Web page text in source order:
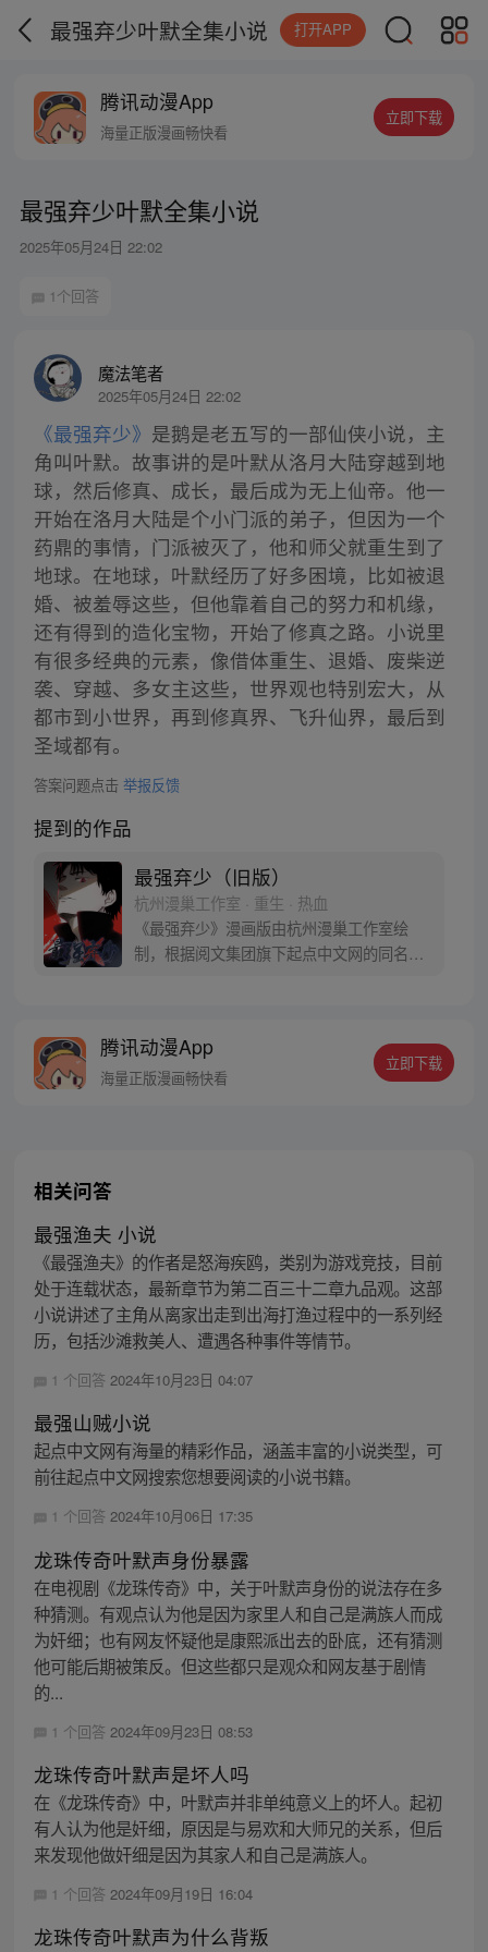
最强弃少叶默全集小说 打开APP
腾讯动漫App
海量正版漫画畅快看
立即下载
最强弃少叶默全集小说
2025年05月24日 22:02
1个回答
魔法笔者
2025年05月24日 22:02
《最强弃少》 是鹅是老五写的一部仙侠小说，主
角叫叶默。故事讲的是叶默从洛月大陆穿越到地
球，然后修真、成长，最后成为无上仙帝。他一
开始在洛月大陆是个小门派的弟子，但因为一个
药鼎的事情，门派被灭了，他和师父就重生到了
地球。在地球，叶默经历了好多困境，比如被退
婚、被羞辱这些，但他靠着自己的努力和机缘，
还有得到的造化宝物，开始了修真之路。小说里
有很多经典的元素，像借体重生、退婚、废柴逆
袭、穿越、多女主这些，世界观也特别宏大，从
都市到小世界，再到修真界、飞升仙界，最后到
圣域都有。
答案问题点击 举报反馈
提到的作品
最强弃少（旧版）
杭州漫巢工作室 · 重生 · 热血
《最强弃少》漫画版由杭州漫巢工作室绘
制，根据阅文集团旗下起点中文网的同名小
讲台上拿着他情书羞辱的对象，但是这些都
不重要，最重要的是他还记忆起了另外一件
腾讯动漫App
海量正版漫画畅快看
立即下载
相关问答
最强渔夫 小说
《最强渔夫》的作者是怒海疾鸥，类别为游戏竞技，目前
处于连载状态，最新章节为第二百三十二章九品观。这部
小说讲述了主角从离家出走到出海打渔过程中的一系列经
历，包括沙滩救美人、遭遇各种事件等情节。
1 个回答 2024年10月23日 04:07
最强山贼小说
起点中文网有海量的精彩作品，涵盖丰富的小说类型，可
前往起点中文网搜索您想要阅读的小说书籍。
1 个回答 2024年10月06日 17:35
龙珠传奇叶默声身份暴露
在电视剧《龙珠传奇》中，关于叶默声身份的说法存在多
种猜测。有观点认为他是因为家里人和自己是满族人而成
为奸细；也有网友怀疑他是康熙派出去的卧底，还有猜测
他可能后期被策反。但这些都只是观众和网友基于剧情
的...
1 个回答 2024年09月23日 08:53
龙珠传奇叶默声是坏人吗
在《龙珠传奇》中，叶默声并非单纯意义上的坏人。起初
有人认为他是奸细，原因是与易欢和大师兄的关系，但后
来发现他做奸细是因为其家人和自己是满族人。
1 个回答 2024年09月19日 16:04
龙珠传奇叶默声为什么背叛